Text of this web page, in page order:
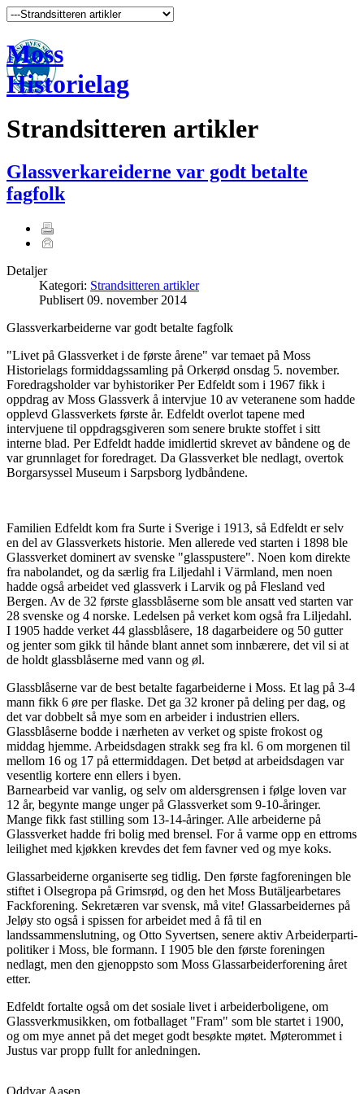
Moss
Historielag
Strandsitteren artikler
Glassverkareiderne var godt betalte
fagfolk
Detaljer
Kategori: Strandsitteren artikler
Publisert 09. november 2014
Glassverkarbeiderne var godt betalte fagfolk
"Livet på Glassverket i de første årene" var temaet på Moss
Historielags formiddagssamling på Orkerød onsdag 5. november.
Foredragsholder var byhistoriker Per Edfeldt som i 1967 fikk i
oppdrag av Moss Glassverk å intervjue 10 av veteranene som hadde
opplevd Glassverkets første år. Edfeldt overlot tapene med
intervjuene til oppdragsgiveren som senere brukte stoffet i sitt
interne blad. Per Edfeldt hadde imidlertid skrevet av båndene og de
var grunnlaget for foredraget. Da Glassverket ble nedlagt, overtok
Borgarsyssel Museum i Sarpsborg lydbåndene.
Familien Edfeldt kom fra Surte i Sverige i 1913, så Edfeldt er selv
en del av Glassverkets historie. Men allerede ved starten i 1898 ble
Glassverket dominert av svenske "glasspustere". Noen kom direkte
fra nabolandet, og da særlig fra Liljedahl i Värmland, men noen
hadde også arbeidet ved glassverk i Larvik og på Flesland ved
Bergen. Av de 32 første glassblåserne som ble ansatt ved starten var
28 svenske og 4 norske. Ledelsen på verket kom også fra Liljedahl.
I 1905 hadde verket 44 glassblåsere, 18 dagarbeidere og 50 gutter
og jenter som gikk til hånde blant annet som innbærere, det vil si at
de holdt glassblåserne med vann og øl.
Glassblåserne var de best betalte fagarbeiderne i Moss. Et lag på 3-4
mann fikk 6 øre per flaske. Det ga 32 kroner på deling per dag, og
det var dobbelt så mye som en arbeider i industrien ellers.
Glassblåserne bodde i nærheten av verket og spiste frokost og
middag hjemme. Arbeidsdagen strakk seg fra kl. 6 om morgenen til
mellom 16 og 17 på ettermiddagen. Det betød at arbeidsdagen var
vesentlig kortere enn ellers i byen.
Barnearbeid var vanlig, og selv om aldersgrensen i følge loven var
12 år, begynte mange unger på Glassverket som 9-10-åringer.
Mange fikk fast stilling som 13-14-åringer. Alle arbeiderne på
Glassverket hadde fri bolig med brensel. For å varme opp en ettroms
leilighet med kjøkken krevdes det fem favner ved og mye koks.
Glassarbeiderne organiserte seg tidlig. Den første fagforeningen ble
stiftet i Olsegropa på Grimsrød, og den het Moss Butäljearbetares
Fackforening. Sekretæren var svensk, må vite! Glassarbeidernes på
Jeløy sto også i spissen for arbeidet med å få til en
landssammenslutning, og Otto Syvertsen, senere aktiv Arbeiderparti-
politiker i Moss, ble formann. I 1905 ble den første foreningen
nedlagt, men den gjenoppsto som Moss Glassarbeiderforening året
etter.
Edfeldt fortalte også om det sosiale livet i arbeiderboligene, om
Glassverkmusikken, om fotballaget "Fram" som ble startet i 1900,
og om mye annet på det meget godt besøkte møtet. Møterommet i
Justus var propp fullt for anledningen.